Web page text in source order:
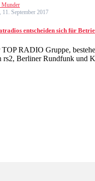
Munder
11. September 2017
entscheiden sich für
RADIO Gruppe,
rs2, Berliner Rundfunk und